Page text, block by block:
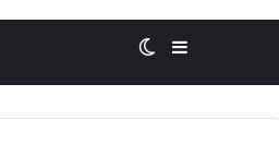
Sidebar